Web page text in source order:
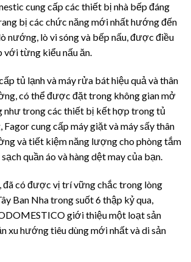
cung cấp các thiết bị nhà bếp đáng
bị các chức năng mới nhất hướng đến
nướng, lò vi sóng và bếp nấu, được điều
với từng kiểu nấu ăn.
tủ lạnh và máy rửa bát hiệu quả và thân
có thể được đặt trong không gian mở
như trong các thiết bị kết hợp trong tủ
Fagor cung cấp máy giặt và máy sấy thân
và tiết kiệm năng lượng cho phòng tắm
quần áo và hàng dệt may của bạn.
có được vị trí vững chắc trong lòng
Ban Nha trong suốt 6 thập kỷ qua,
giới thiệu một loạt sản
xu hướng tiêu dùng mới nhất và di sản